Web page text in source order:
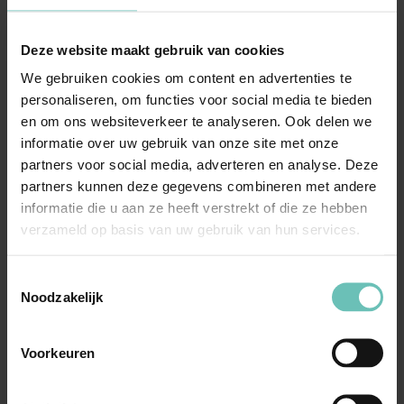
Deze website maakt gebruik van cookies
We gebruiken cookies om content en advertenties te
personaliseren, om functies voor social media te bieden
en om ons websiteverkeer te analyseren. Ook delen we
informatie over uw gebruik van onze site met onze
partners voor social media, adverteren en analyse. Deze
partners kunnen deze gegevens combineren met andere
informatie die u aan ze heeft verstrekt of die ze hebben
verzameld op basis van uw gebruik van hun services.
Noodzakelijk
Voorkeuren
15 NOVEMBER 2024
Uitspraak Hoge Raad: Goederenrecht
(ECLI:NL:HR:2024:1662, 15 november 2024,
23/02572)
Geschil tussen eigenaren van waterperceel en
eigenaren van aangrenzende
recreatiewoningen over ...
Hoge Raad Updates Cassatie